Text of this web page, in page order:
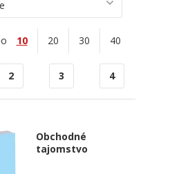
10 20 30 40
2 3 4
Obchodné
tajomstvo